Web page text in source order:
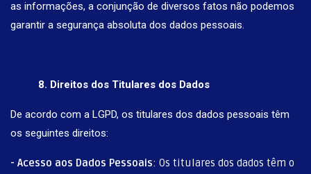
as informações, a conjunção de diversos fatos não podemos
garantir a segurança absoluta dos dados pessoais.
8. Direitos dos Titulares dos Dados
De acordo com a LGPD, os titulares dos dados pessoais têm
os seguintes direitos:
- Acesso aos Dados Pessoais: Os titulares dos dados têm o